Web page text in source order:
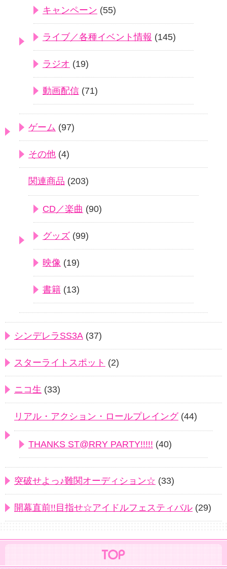
キャンペーン (55)
ライブ／各種イベント情報 (145)
ラジオ (19)
動画配信 (71)
ゲーム (97)
その他 (4)
関連商品 (203)
CD／楽曲 (90)
グッズ (99)
映像 (19)
書籍 (13)
シンデレラSS3A (37)
スターライトスポット (2)
ニコ生 (33)
リアル・アクション・ロールプレイング(44)
THANKS ST@RRY PARTY!!!!! (40)
突破せよっ♪難関オーディション☆ (33)
開幕直前!!目指せ☆アイドルフェスティバル (29)